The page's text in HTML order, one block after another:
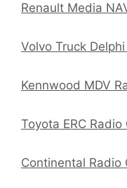
Renault Media
Volvo Truck
Kennwood MDV
Toyota ERC Radio
Continental Radio